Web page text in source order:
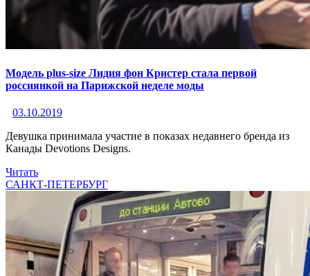
Модель plus-size Лидия фон Кристер стала первой
россиянкой на Парижской неделе моды
03.10.2019
Девушка принимала участие в показах недавнего бренда из
Канады Devotions Designs.
Читать
САНКТ-ПЕТЕРБУРГ